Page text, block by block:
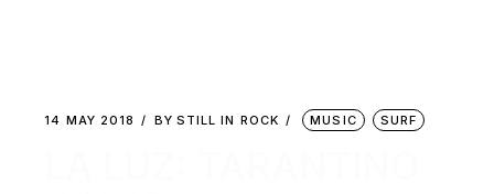
14 MAY 2018 BY STILL IN ROCK MUSIC SURF